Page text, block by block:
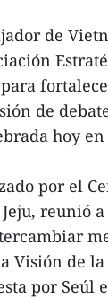
de
de
hoy
por el
reunió
Visión de
por Seúl